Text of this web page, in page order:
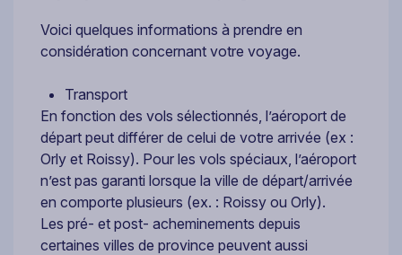
Voici quelques informations à prendre en
considération concernant votre voyage.
Transport
En fonction des vols sélectionnés, l’aéroport de
départ peut différer de celui de votre arrivée (ex :
Orly et Roissy). Pour les vols spéciaux, l’aéroport
n’est pas garanti lorsque la ville de départ/arrivée
en comporte plusieurs (ex. : Roissy ou Orly).
Les pré- et post- acheminements depuis
certaines villes de province peuvent aussi